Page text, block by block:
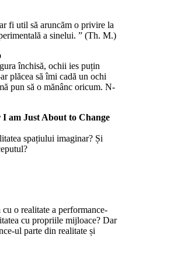
fi util să aruncăm o privire la
a sinelui. ” (Th. M.)
închisă, ochii ies puțin
plăcea să îmi cadă un ochi
pun să o mănânc oricum. N-
am Just About to Change
spațiului imaginar? Și
o realitate a performance-
cu propriile mijloace? Dar
ul parte din realitate și